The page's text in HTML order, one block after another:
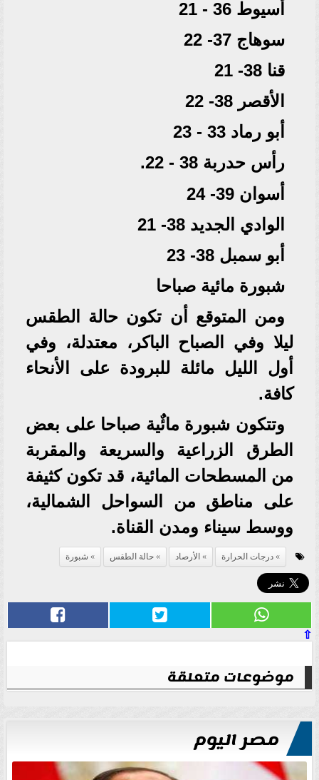
أسيوط 36 - 21
سوهاج 37- 22
قنا 38- 21
الأقصر 38- 22
أبو رماد 33 - 23
رأس حدربة 38 - 22.
أسوان 39- 24
الوادي الجديد 38- 21
أبو سمبل 38- 23
شبورة مائية صباحا
ومن المتوقع أن تكون حالة الطقس
ليلا وفي الصباح الباكر، معتدلة، وفي
أول الليل مائلة للبرودة على الأنحاء
كافة.
وتتكون شبورة مائٌية صباحا على بعض
الطرق الزراعية والسريعة والمقربة
من المسطحات المائية، قد تكون كثيفة
على مناطق من السواحل الشمالية،
ووسط سيناء ومدن القناة.
درجات الحرارة الأرصاد حالة الطقس شبورة
⇧
موضوعات متعلقة
مصر اليوم